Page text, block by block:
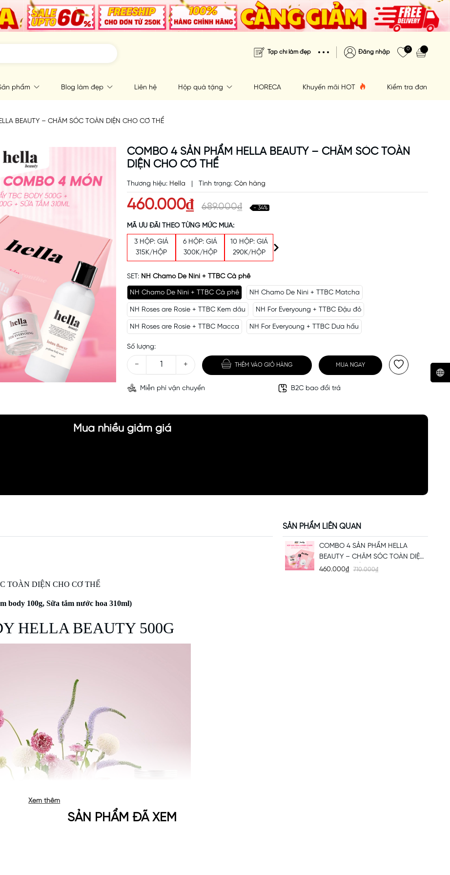
Tạp chí làm đẹp Đăng nhập 0
phẩm Blog làm đẹp Liên hệ Hộp quà tặng HORECA Khuyến mãi HOT Kiểm tra đơn hàng
BEAUTY – CHĂM SÓC TOÀN DIỆN CHO CƠ THỂ
COMBO 4 SẢN PHẨM HELLA BEAUTY – CHĂM SÓC TOÀN
DIỆN CHO CƠ THỂ
Thương hiệu: Hella Tình trạng: Còn hàng
460.000₫ 689.000₫ - 34%
MÃ ƯU ĐÃI THEO TỪNG MỨC MUA:
3 HỘP: GIÁ
315K/HỘP
6 HỘP: GIÁ
300K/HỘP
10 HỘP: GIÁ
290K/HỘP
SET: NH Chamo De Nini + TTBC Cà phê
NH Chamo De Nini + TTBC Cà phê NH Chamo De Nini + TTBC Matcha
NH Roses are Rosie + TTBC Kem dâu NH For Everyoung + TTBC Đậu đỏ
NH Roses are Rosie + TTBC Macca NH For Everyoung + TTBC Dưa hấu
Số lượng:
− + THÊM VÀO GIỎ HÀNG MUA NGAY
Miễn phí vận chuyển B2C bao đổi trả
Mua nhiều giảm giá
Điều kiện:
TOÀN DIỆN CHO CƠ THỂ
body 100g, Sữa tắm nước hoa 310ml)
HELLA BEAUTY 500G
Xem thêm
SẢN PHẨM LIÊN QUAN
COMBO 4 SẢN PHẨM HELLA
BEAUTY – CHĂM SÓC TOÀN DIỆN
CHO CƠ THỂ
460.000₫ 710.000₫
SẢN PHẨM ĐÃ XEM